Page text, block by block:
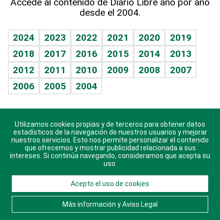
Vida y familia
Eñe
Celebrando la vida
Sin complejos
En pocas palabras
Escuchando al corazón
Economía Personal
TBT Deportivo
Guía del dinero
Horóscopos
Crucigramas
desde el 2004.
2024 2023 2022 2021 2020
2019
2018
2017 2016 2015 2014
2013
2012
2011 2010 2009 2008
2007
2006
2005 2004
Descarga nuestras aplicaciones para Android, iOS y
sistema Huawei.
© 2021 Diario Libre, todos los derechos reservados.
Consulta elAviso Legal. Ponte en Contacto
nosotros y conoce más sobre Diario Libre
Utilizamos cookies propias y de terceros para obtener datos
estadísticos de la navegación de nuestros usuarios y mejorar
nuestros servicios. Esto nos permite personalizar el contenido
que ofrecemos y mostrar publicidad relacionada a sus
intereses. Si continúa navegando, consideramos que acepta su
uso.
Acepto el uso de cookies
Más información y Aviso Legal